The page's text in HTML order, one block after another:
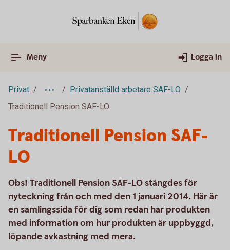
Meny Logga in
Privat
Privatanställd arbetare SAF-LO
Traditionell Pension SAF-LO
Traditionell Pension SAF-
LO
Obs! Traditionell Pension SAF-LO stängdes för
nyteckning från och med den 1 januari 2014. Här är
en samlingssida för dig som redan har produkten
med information om hur produkten är uppbyggd,
löpande avkastning med mera.